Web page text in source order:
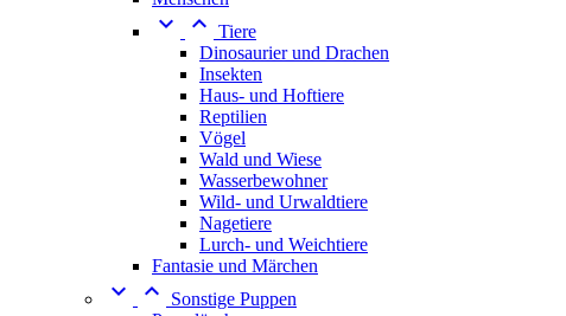
  Tiere
Dinosaurier und Drachen
Insekten
Haus- und Hoftiere
Reptilien
Vögel
Wald und Wiese
Wasserbewohner
Wild- und Urwaldtiere
Nagetiere
Lurch- und Weichtiere
Fantasie und Märchen
 
Sonstige Puppen